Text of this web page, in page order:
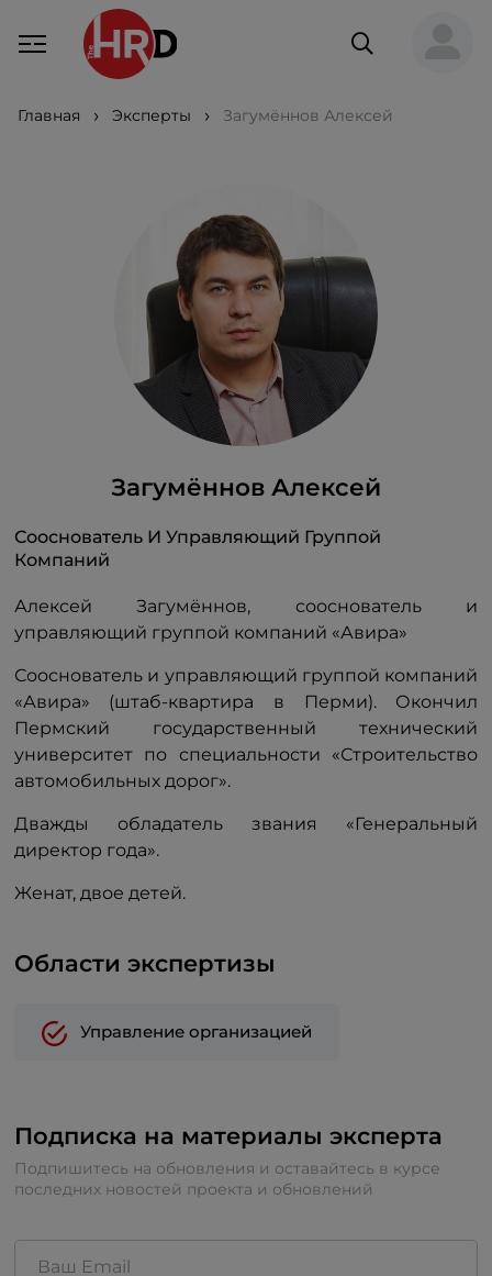
Главная Эксперты Загумённов Алексей
Загумённов Алексей
Сооснователь И Управляющий Группой
Компаний
Алексей Загумённов, сооснователь и
управляющий группой компаний «Авира»
Сооснователь и управляющий группой компаний
«Авира» (штаб-квартира в Перми). Окончил
Пермский государственный технический
университет по специальности «Строительство
автомобильных дорог».
Дважды обладатель звания «Генеральный
директор года».
Женат, двое детей.
Области экспертизы
Управление организацией
Подписка на материалы эксперта
Подпишитесь на обновления и оставайтесь в курсе
последних новостей проекта и обновлений